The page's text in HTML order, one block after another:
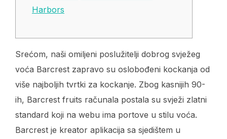
Harbors
Srećom, naši omiljeni poslužitelji dobrog svježeg
voća Barcrest zapravo su oslobođeni kockanja od
više najboljih tvrtki za kockanje. Zbog kasnijih 90-
ih, Barcrest fruits računala postala su svježi zlatni
standard koji na webu ima portove u stilu voća.
Barcrest je kreator aplikacija sa sjedištem u